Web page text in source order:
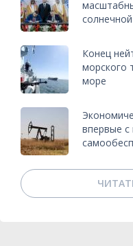
Конец
морского
море
впервые с